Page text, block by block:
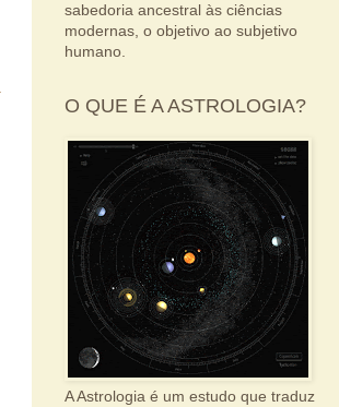
sabedoria ancestral às ciências
modernas, o objetivo ao subjetivo
humano.
O QUE É A ASTROLOGIA?
A Astrologia é um estudo que traduz